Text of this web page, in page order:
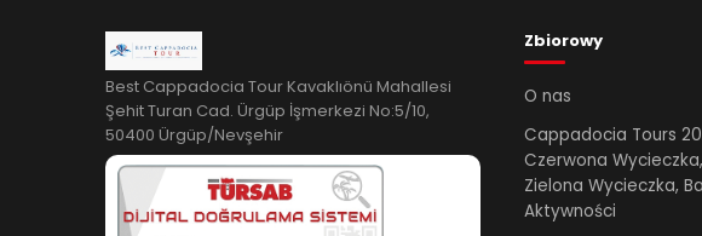
Best Cappadocia Tour Kavaklıönü Mahallesi
Şehit Turan Cad. Ürgüp İşmerkezi No:5/10,
50400 Ürgüp/Nevşehir
Zbiorowy
O nas
Cappadocia Tours
Czerwona Wycieczka,
Zielona Wycieczka,
Aktywności